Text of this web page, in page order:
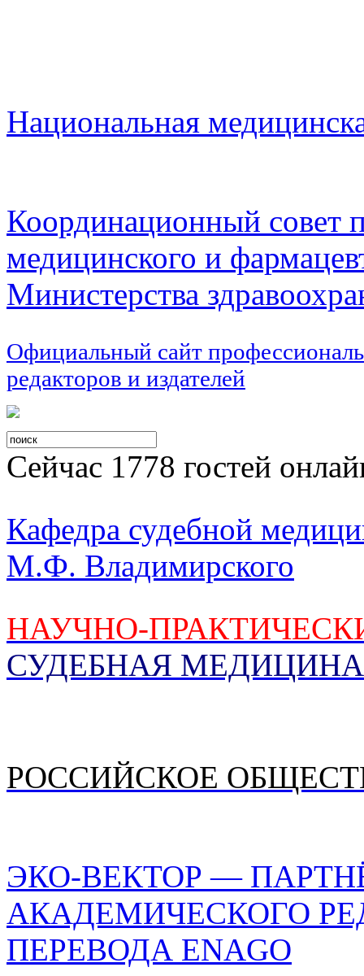
Национальная
Координационный совет
медицинского и
Министерства
Официальный сайт
редакторов и издателей
Сейчас 1778 гостей
Кафедра судебной
М.Ф. Владимирского
НАУЧНО-
СУДЕБНАЯ МЕДИЦИНА
РОССИЙСКОЕ
ЭКО-ВЕКТОР —
АКАДЕМИЧЕСКОГО
ПЕРЕВОДА ENAGO